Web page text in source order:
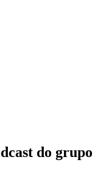
do grupo